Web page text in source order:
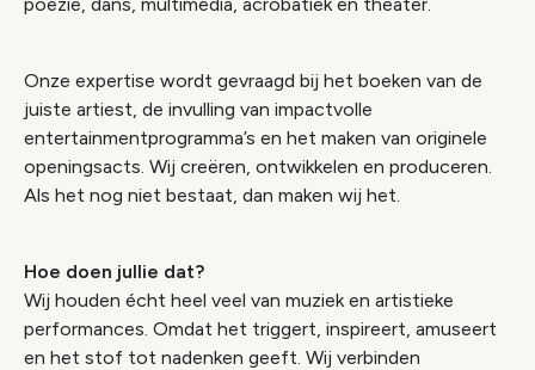
Onze expertise wordt gevraagd bij het boeken van de
juiste artiest, de invulling van impactvolle
entertainmentprogramma’s en het maken van originele
openingsacts. Wij creëren, ontwikkelen en produceren.
Als het nog niet bestaat, dan maken wij het.
Hoe doen jullie dat?
Wij houden écht heel veel van muziek en artistieke
performances. Omdat het triggert, inspireert, amuseert
en het stof tot nadenken geeft. Wij verbinden